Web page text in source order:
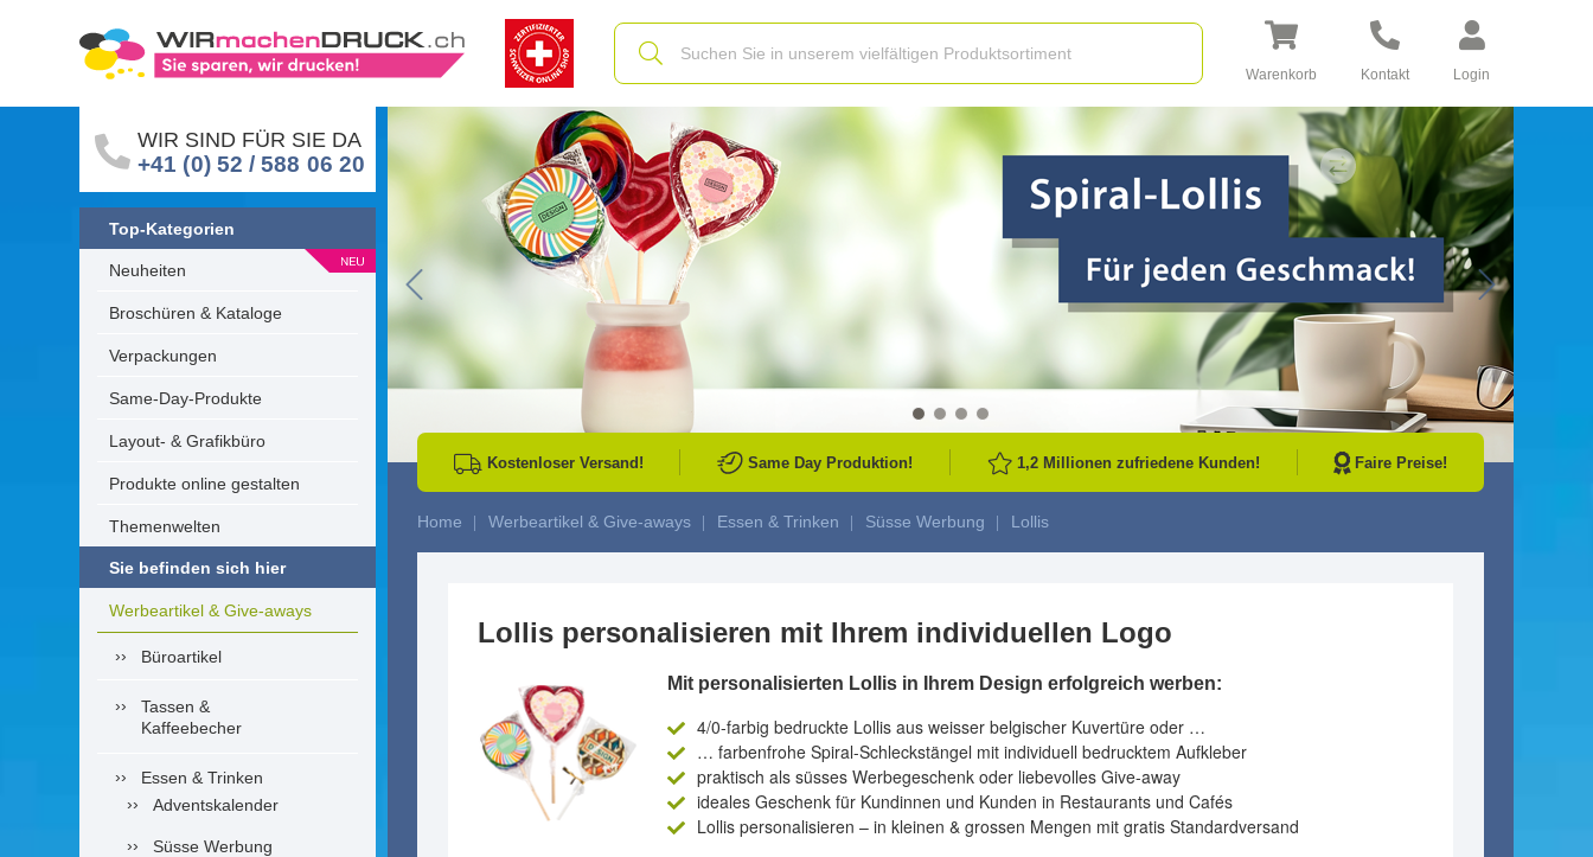
Warenkorb Kontakt Login
WIR SIND FÜR SIE DA
+41 (0) 52 / 588 06 20
Top-Kategorien
Neuheiten
Broschüren & Kataloge
Verpackungen
Same-Day-Produkte
Layout- & Grafikbüro
Produkte online gestalten
Themenwelten
Sie befinden sich hier
Werbeartikel & Give-aways
Büroartikel
Tassen &
Kaffeebecher
Essen & Trinken
Adventskalender
Süsse Werbung
Go to Previous Slide Go to Next
Kostenloser Versand! Same Day Produktion! 1,2 Millionen zufriedene Kunden! Faire Preise!
Home Werbeartikel & Give-aways Essen & Trinken Süsse Werbung Lollis
Lollis personalisieren mit Ihrem individuellen Logo
Mit personalisierten Lollis in Ihrem Design erfolgreich werben:
4/0-farbig bedruckte Lollis aus weisser belgischer Kuvertüre oder …
… farbenfrohe Spiral-Schleckstängel mit individuell bedrucktem Aufkleber
praktisch als süsses Werbegeschenk oder liebevolles Give-away
ideales Geschenk für Kundinnen und Kunden in Restaurants und Cafés
Lollis personalisieren – in kleinen & grossen Mengen mit gratis Standardversand